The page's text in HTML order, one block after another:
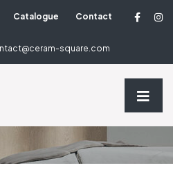
Catalogue Contact
square.com
Shop